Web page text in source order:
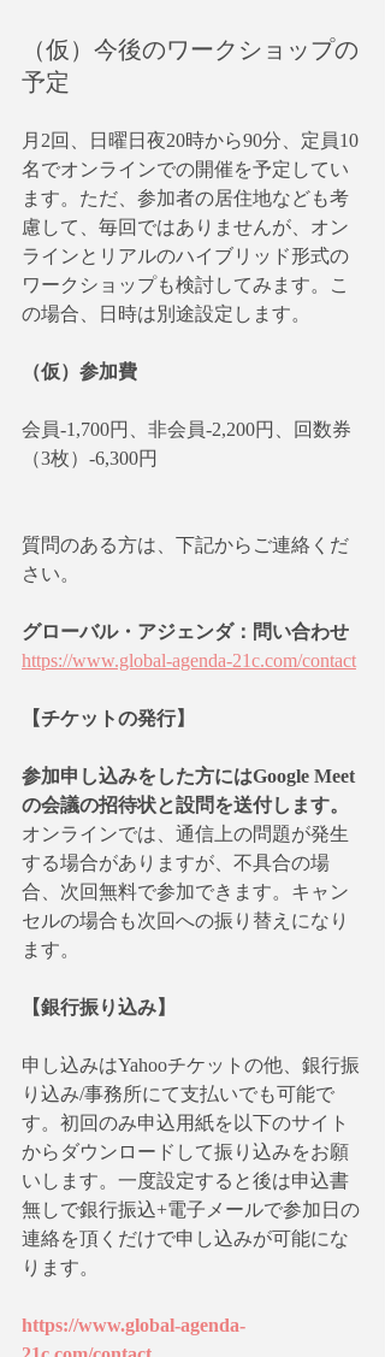
（仮）今後のワークショップの
予定
月2回、日曜日夜20時から90分、定員10
名でオンラインでの開催を予定してい
ます。ただ、参加者の居住地なども考
慮して、毎回ではありませんが、オン
ラインとリアルのハイブリッド形式の
ワークショップも検討してみます。こ
の場合、日時は別途設定します。
（仮）参加費
会員-1,700円、非会員-2,200円、回数券
（3枚）-6,300円
質問のある方は、下記からご連絡くだ
さい。
グローバル・アジェンダ：問い合わせ
https://www.global-agenda-21c.com/contact
【チケットの発行】
参加申し込みをした方にはGoogle Meet
の会議の招待状と設問を送付します。
オンラインでは、通信上の問題が発生
する場合がありますが、不具合の場
合、次回無料で参加できます。キャン
セルの場合も次回への振り替えになり
ます。
【銀行振り込み】
申し込みはYahooチケットの他、銀行振
り込み/事務所にて支払いでも可能で
す。初回のみ申込用紙を以下のサイト
からダウンロードして振り込みをお願
いします。一度設定すると後は申込書
無しで銀行振込+電子メールで参加日の
連絡を頂くだけで申し込みが可能にな
ります。
https://www.global-agenda-